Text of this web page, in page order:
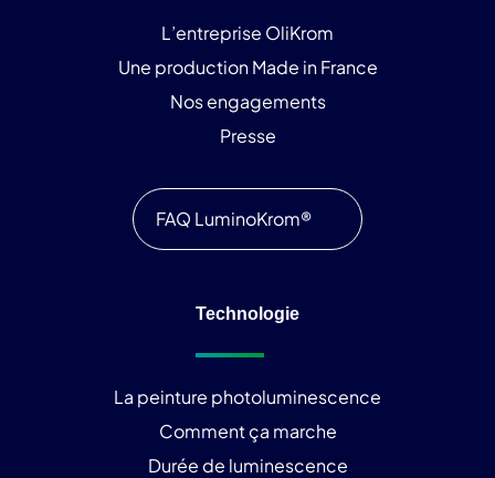
L’entreprise OliKrom
Une production Made in France
Nos engagements
Presse
FAQ LuminoKrom®
Technologie
La peinture photoluminescence
Comment ça marche
Durée de luminescence